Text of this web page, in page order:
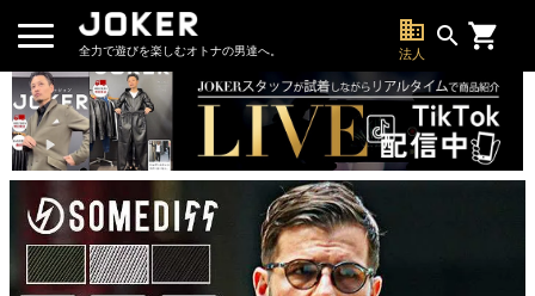
全力で遊びを楽しむオトナの男達へ。
business
法人
search